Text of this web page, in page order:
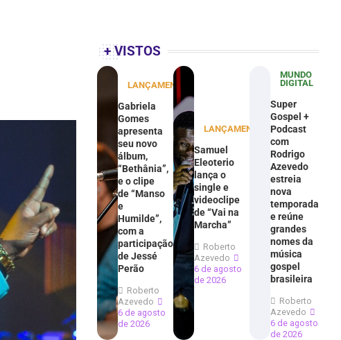
+ VISTOS
LANÇAMENTOS
Gabriela
Gomes
apresenta
seu novo
álbum,
“Bethânia”,
e o clipe
de “Manso
e
Humilde”,
com a
participação
de Jessé
Perão
Roberto
Azevedo
6 de agosto
de 2026
LANÇAMENTOS
Samuel
Eleoterio
lança o
single e
videoclipe
de “Vai na
Marcha”
Roberto
Azevedo
6 de agosto
de 2026
MUNDO
DIGITAL
Super
Gospel +
Podcast
com
Rodrigo
Azevedo
estreia
nova
temporada
e reúne
grandes
nomes da
música
gospel
brasileira
Roberto
Azevedo
6 de agosto
de 2026